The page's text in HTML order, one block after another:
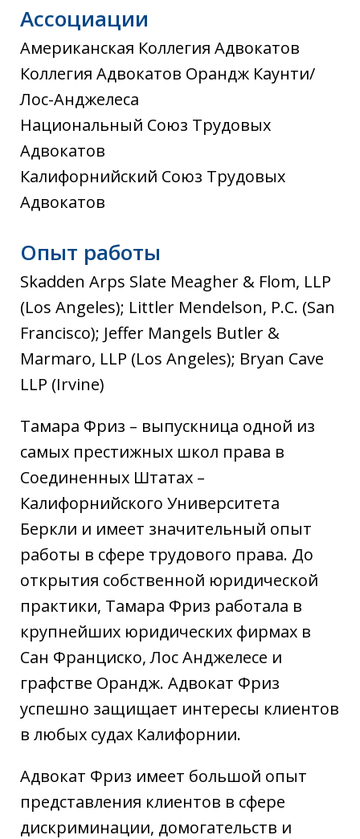
Ассоциации
Американская Коллегия Адвокатов
Коллегия Адвокатов Орандж Каунти/
Лос-Анджелеса
Национальный Союз Трудовых
Адвокатов
Калифорнийский Союз Трудовых
Адвокатов
Опыт работы
Skadden Arps Slate Meagher & Flom, LLP
(Los Angeles); Littler Mendelson, P.C. (San
Francisco); Jeffer Mangels Butler &
Marmaro, LLP (Los Angeles); Bryan Cave
LLP (Irvine)
Тамара Фриз – выпускница одной из
самых престижных школ права в
Соединенных Штатах –
Калифорнийского Университета
Беркли и имеет значительный опыт
работы в сфере трудового права. До
открытия собственной юридической
практики, Тамара Фриз работала в
крупнейших юридических фирмах в
Сан Франциско, Лос Анджелесе и
графстве Орандж. Адвокат Фриз
успешно защищает интересы клиентов
в любых судах Калифорнии.
Адвокат Фриз имеет большой опыт
представления клиентов в сфере
дискриминации, домогательств и